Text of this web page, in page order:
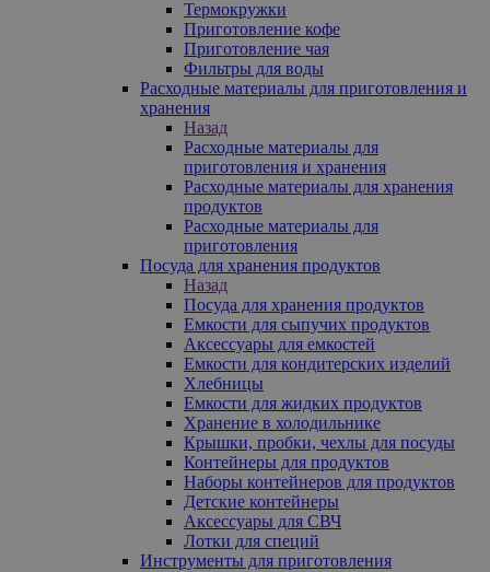
Термокружки
Приготовление кофе
Приготовление чая
Фильтры для воды
Расходные материалы для приготовления и
хранения
Назад
Расходные материалы для
приготовления и хранения
Расходные материалы для хранения
продуктов
Расходные материалы для
приготовления
Посуда для хранения продуктов
Назад
Посуда для хранения продуктов
Емкости для сыпучих продуктов
Аксессуары для емкостей
Емкости для кондитерских изделий
Хлебницы
Емкости для жидких продуктов
Хранение в холодильнике
Крышки, пробки, чехлы для посуды
Контейнеры для продуктов
Наборы контейнеров для продуктов
Детские контейнеры
Аксессуары для СВЧ
Лотки для специй
Инструменты для приготовления